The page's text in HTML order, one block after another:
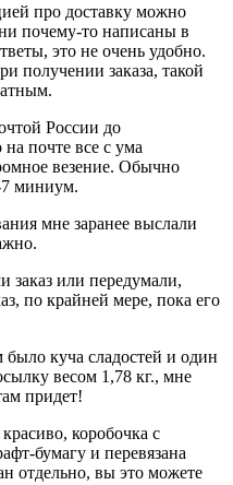
про доставку можно
почему-то написаны в
это не очень удобно.
получении заказа, такой
России до
почте все с ума
везение. Обычно
7 миниум.
мне заранее выслали
заказ или передумали,
по крайней мере, пока его
куча сладостей и один
весом 1,78 кг., мне
придет!
коробочка с
бумагу и перевязана
отдельно, вы это можете